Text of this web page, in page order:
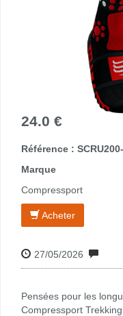
24.0 €
Référence :
Marque
Compressport
Acheter
27/05/2026
Pensées pour les
Compressport